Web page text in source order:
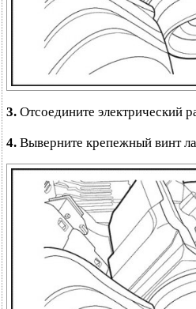
3. Отсоедините электрический
4. Выверните крепежный винт